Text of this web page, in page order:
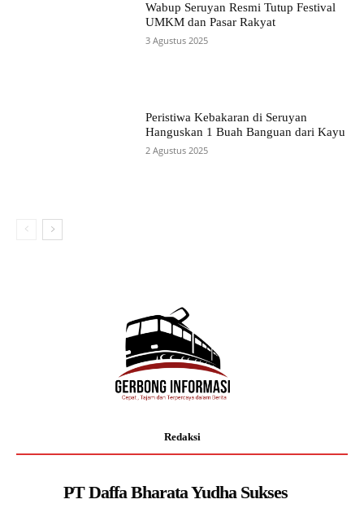
Wabup Seruyan Resmi Tutup Festival
UMKM dan Pasar Rakyat
3 Agustus 2025
Peristiwa Kebakaran di Seruyan
Hanguskan 1 Buah Banguan dari Kayu
2 Agustus 2025
Redaksi
PT Daffa Bharata Yudha Sukses